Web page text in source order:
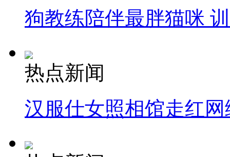
狗教练陪伴最胖猫咪
热点新闻
汉服仕女照相馆走红网